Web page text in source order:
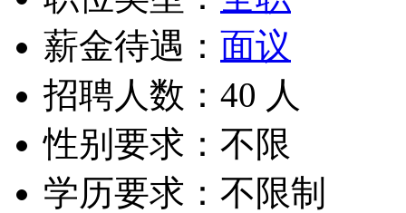
薪金待遇： 面议
招聘人数：40 人
性别要求：不限
学历要求：不限制